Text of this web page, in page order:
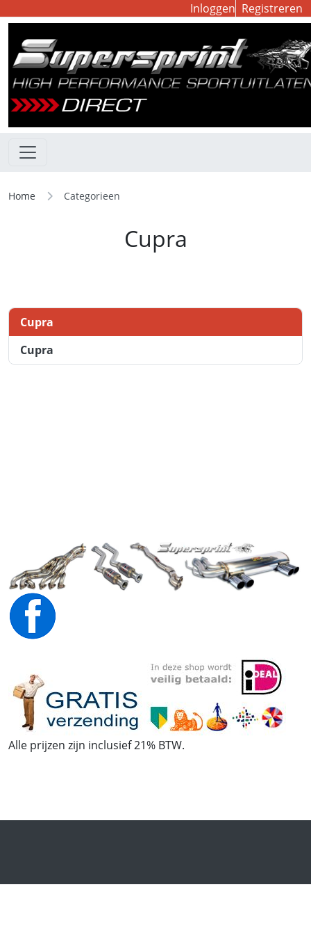
Inloggen Registreren
Home Categorieen
Cupra
Cupra
Cupra
Alle prijzen zijn inclusief 21% BTW.